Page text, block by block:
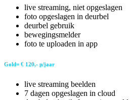
live streaming, niet opgeslagen
foto opgeslagen in deurbel
deurbel gebruik
bewegingsmelder
foto te uploaden in app
Gold= € 120,- p/jaar
live streaming beelden
7 dagen opgeslagen in cloud